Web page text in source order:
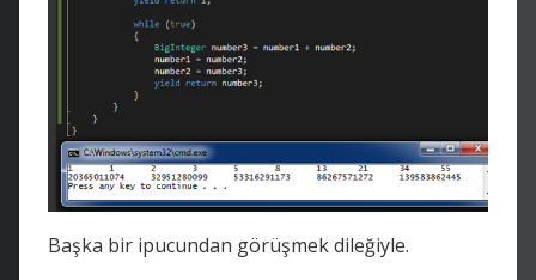
Başka bir ipucundan görüşmek dileğiyle.